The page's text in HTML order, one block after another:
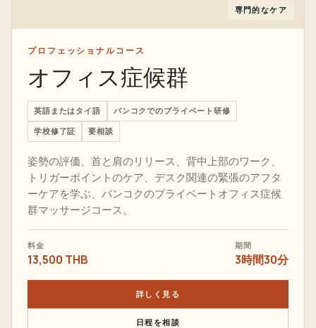
専門的なケア
プロフェッショナルコース
オフィス症候群
英語またはタイ語 バンコクでのプライベート研修
学校修了証 要相談
姿勢の評価、首と肩のリリース、背中上部のワーク、
トリガーポイントのケア、デスク関連の緊張のアフタ
ーケアを学ぶ、バンコクのプライベートオフィス症候
群マッサージコース。
料金
13,500 THB
期間
3時間30分
詳しく見る
日程を相談